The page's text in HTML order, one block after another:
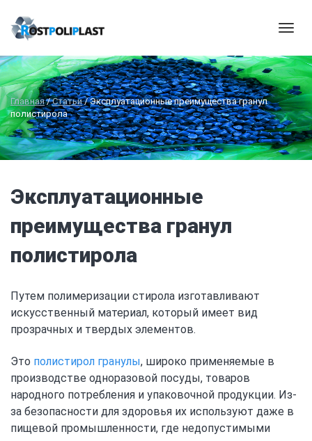
Главная/Статьи/Эксплуатационные преимущества гранул
полистирола
Эксплуатационные
преимущества гранул
полистирола
Путем полимеризации стирола изготавливают
искусственный материал, который имеет вид
прозрачных и твердых элементов.
Это полистирол гранулы, широко применяемые в
производстве одноразовой посуды, товаров
народного потребления и упаковочной продукции. Из-
за безопасности для здоровья их используют даже в
пищевой промышленности, где недопустимыми